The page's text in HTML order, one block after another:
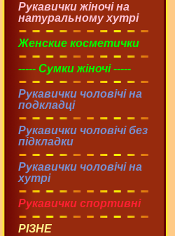
Рукавички жіночі на
натуральному хутрі
Женские косметички
----- Сумки жіночі -----
Рукавички чоловічі на
подкладці
Рукавички чоловічі без
підкладки
Рукавички чоловічі на
хутрі
Рукавички спортивні
РІЗНЕ